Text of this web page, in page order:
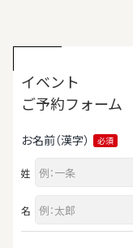
イベント
ご予約フォーム
お名前（漢字） 必須
姓
名